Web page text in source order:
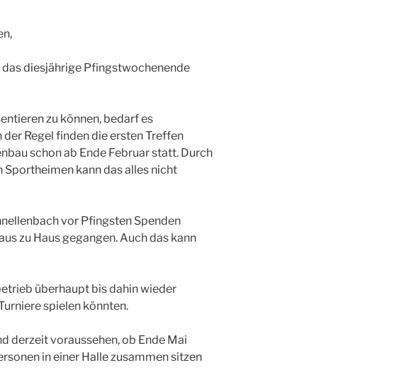
diesjährige Pfingstwochenende
zu können, bedarf es
Regel finden die ersten Treffen
schon ab Ende Februar statt. Durch
kann das alles nicht
vor Pfingsten Spenden
zu Haus gegangen. Auch das kann
überhaupt bis dahin wieder
spielen könnten.
derzeit voraussehen, ob Ende Mai
in einer Halle zusammen sitzen